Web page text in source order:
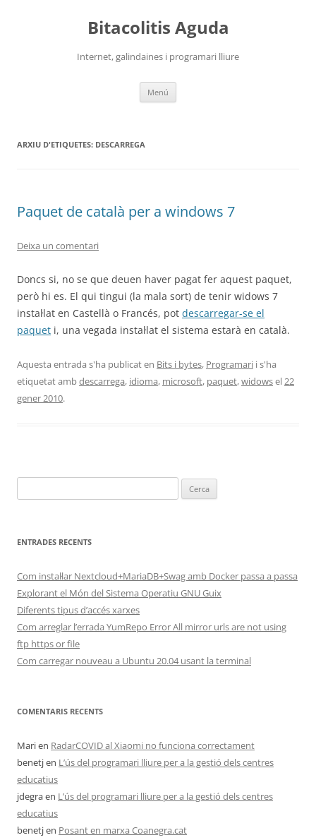
Bitacolitis Aguda
Internet, galindaines i programari lliure
Menú
ARXIU D'ETIQUETES: DESCARREGA
Paquet de català per a windows 7
Deixa un comentari
Doncs si, no se que deuen haver pagat fer aquest paquet,
però hi es. El qui tingui (la mala sort) de tenir widows 7
instal·lat en Castellà o Francés, pot descarregar-se el
paquet i, una vegada instal·lat el sistema estarà en català.
Aquesta entrada s'ha publicat en Bits i bytes, Programari i s'ha
etiquetat ambdescarrega, idioma, microsoft, paquet,widowsel22
gener 2010.
ENTRADES RECENTS
Com instal·lar Nextcloud+MariaDB+Swag amb Docker passa a passa
Explorant el Món del Sistema Operatiu GNU Guix
Diferents tipus d’accés xarxes
Com arreglar l’errada YumRepo Error All mirror urls are not using
ftp https or file
Com carregar nouveau a Ubuntu 20.04 usant la terminal
COMENTARIS RECENTS
Marien RadarCOVID al Xiaomi no funciona correctament
benetjen L’ús del programari lliure per a la gestió dels centres
educatius
jdegraen L’ús del programari lliure per a la gestió dels centres
educatius
benetjen Posant en marxa Coanegra.cat